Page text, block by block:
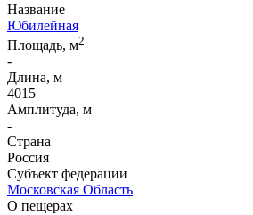
Название
Юбилейная
Площадь, м2
-
Длина, м
4015
Амплитуда, м
-
Страна
Россия
Субъект федерации
Московская Область
О пещерах